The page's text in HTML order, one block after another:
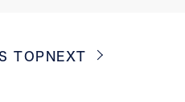
TOPNEXT